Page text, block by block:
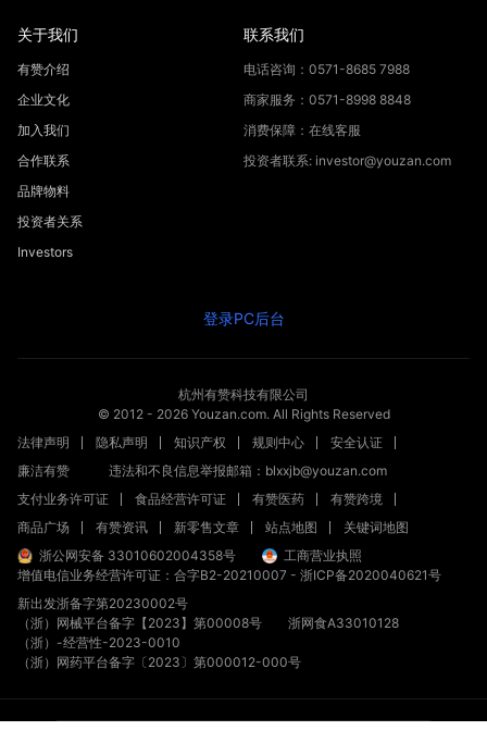
探索 试用
关于我们
有赞介绍
企业文化
加入我们
合作联系
品牌物料
投资者关系
Investors
联系我们
电话咨询：0571-8685 7988
商家服务：0571-8998 8848
消费保障：在线客服
投资者联系: investor@youzan.com
登录PC后台
杭州有赞科技有限公司
© 2012 - 2026Youzan.com. All Rights Reserved
法律声明
隐私声明 知识产权 规则中心
安全认证
廉洁有赞
违法和不良信息举报邮箱：blxxjb@youzan.com
支付业务许可证
食品经营许可证 有赞医药
有赞跨境
商品广场
有赞资讯 新零售文章 站点地图
关键词地图
浙公网安备 33010602004358号
工商营业执照
增值电信业务经营许可证：合字B2-20210007 - 浙ICP备2020040621号
新出发浙备字第20230002号
（浙）网械平台备字【2023】第00008号
浙网食A33010128
（浙）-经营性-2023-0010
（浙）网药平台备字〔2023〕第000012-000号